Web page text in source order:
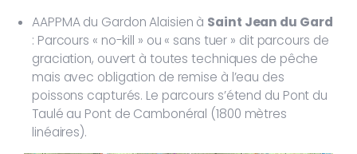
AAPPMA du Gardon Alaisien à Saint Jean du Gard
: Parcours « no-kill » ou « sans tuer » dit parcours de
graciation, ouvert à toutes techniques de pêche
mais avec obligation de remise à l’eau des
poissons capturés. Le parcours s’étend du Pont du
Taulé au Pont de Cambonéral (1800 mètres
linéaires).